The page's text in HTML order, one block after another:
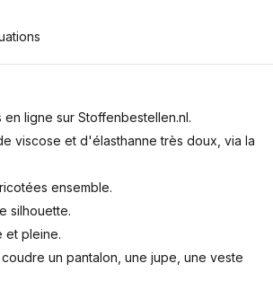
ligne sur Stoffenbestellen.nl.
viscose et d'élasthanne très doux, via la
ensemble.
silhouette.
et pleine.
un pantalon, une jupe, une veste